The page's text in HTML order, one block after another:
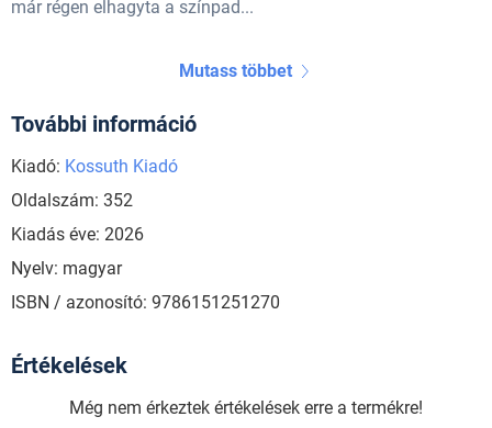
már régen elhagyta a színpad...
Mutass többet
További információ
Kiadó: Kossuth Kiadó
Oldalszám: 352
Kiadás éve: 2026
Nyelv: magyar
ISBN / azonosító: 9786151251270
Értékelések
Még nem érkeztek értékelések erre a termékre!